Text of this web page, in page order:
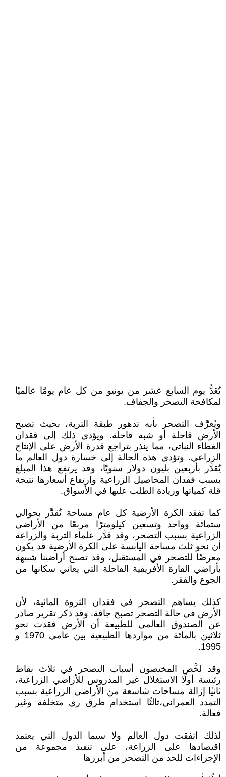
يُعَدُّ يوم السابع عشر من يونيو من كل عام يومًا عالميًا
لمكافحة التصحر والجفاف.
ويُعرَّف التصحر بأنه تدهور طبقة التربة، بحيث تصبح
الأرض قاحلة أو شبه قاحلة. ويؤدي ذلك إلى فقدان
الغطاء النباتي، مما ينذر بتراجع قدرة الأرض على الإنتاج
الزراعي. وتؤدي هذه الحالة إلى خسارة دول العالم ما
يُقدَّر بأربعين بليون دولار سنويًا، وقد يرتفع هذا المبلغ
بسبب فقدان المحاصيل الزراعية وارتفاع أسعارها نتيجة
قلة كمياتها وزيادة الطلب عليها في الأسواق.
كما تفقد الكرة الأرضية كل عام مساحة تُقدَّر بحوالي
ستمائة وواحد وتسعين كيلومترًا مربعًا من الأراضي
الزراعية بسبب التصحر، وقد قدَّر علماء التربة والزراعة
أن نحو ثلث مساحة اليابسة على الكرة الأرضية قد يكون
معرضًا للتصحر في المستقبل، وقد تصبح أراضينا شبيهة
بأراضي القارة الأفريقية القاحلة التي يعاني سكانها من
الجوع والفقر.
كذلك يساهم التصحر في فقدان الثروة المائية، لأن
الأرض في حالة التصحر تصبح جافة. وقد ذكر تقرير صادر
عن الصندوق العالمي للطبيعة أن الأرض فقدت نحو
ثلاثين بالمائة من مواردها الطبيعية بين عامي 1970 و
1995.
وقد لخَّص المختصون أسباب التصحر في ثلاث نقاط
رئيسة أولًا الاستغلال غير المدروس للأراضي الزراعية،
ثانيًا إزالة مساحات شاسعة من الأراضي الزراعية بسبب
التمدد العمراني،ثالثًا استخدام طرق ري متخلفة وغير
فعالة.
لذلك اتفقت دول العالم ولا سيما الدول التي يعتمد
اقتصادها على الزراعة، على تنفيذ مجموعة من
الإجراءات للحد من التصحر من أبرزها